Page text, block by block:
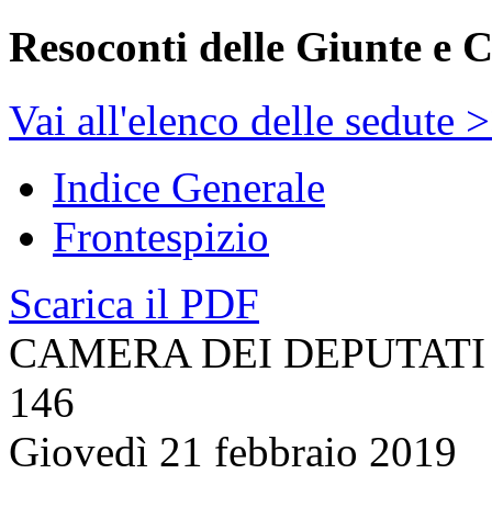
Resoconti delle Giunte e
Vai all'elenco delle sedute
Indice Generale
Frontespizio
Scarica il PDF
CAMERA DEI DEPUTATI
146
Giovedì 21 febbraio 2019